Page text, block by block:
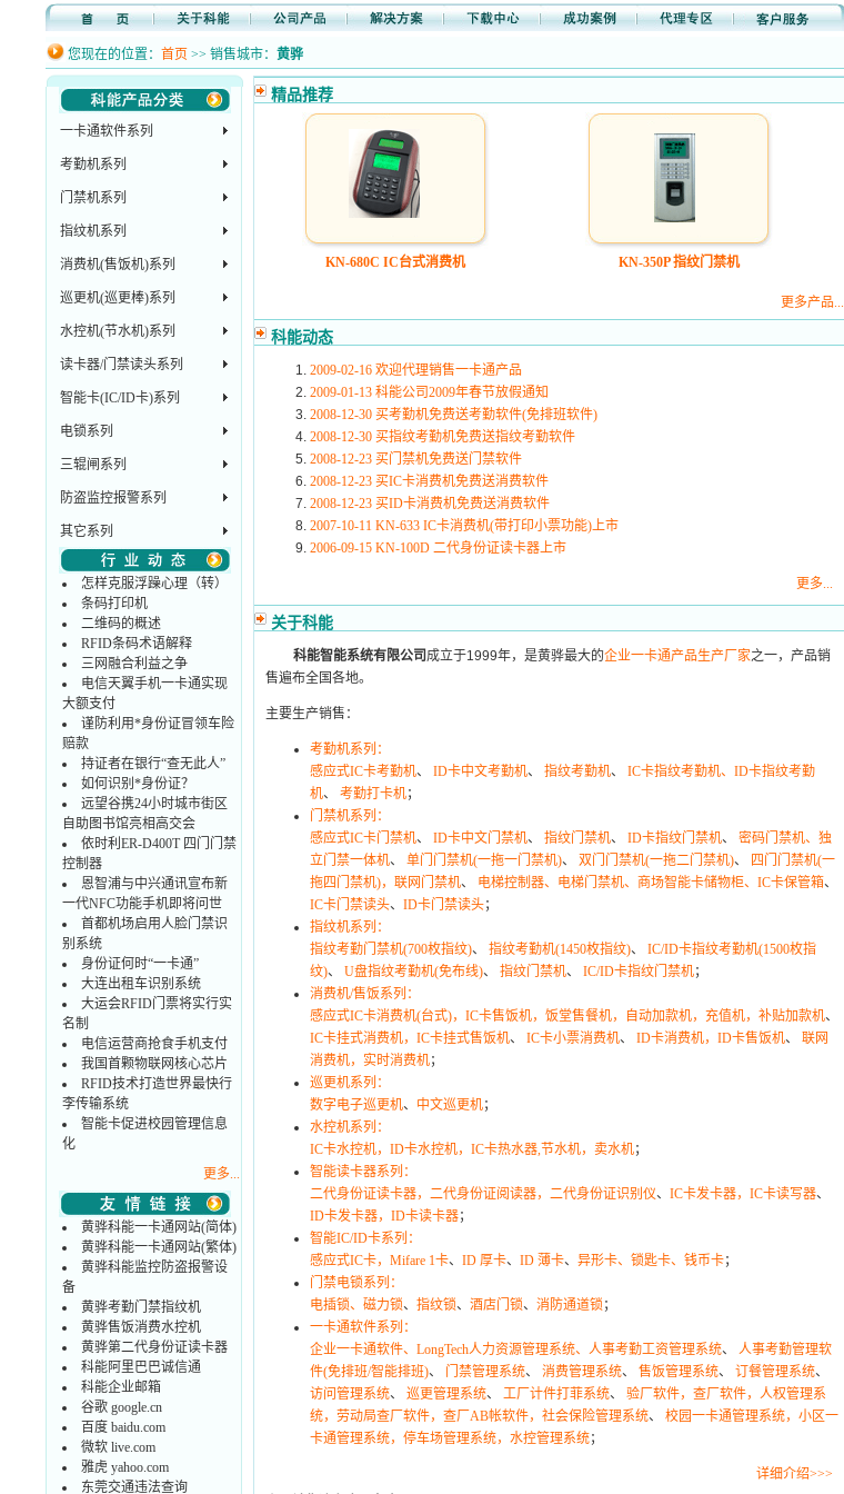
您现在的位置： 首页 >> 销售城市： 黄骅
一卡通软件系列
考勤机系列
门禁机系列
指纹机系列
消费机(售饭机)系列
巡更机(巡更棒)系列
水控机(节水机)系列
读卡器/门禁读头系列
智能卡(IC/ID卡)系列
电锁系列
三辊闸系列
防盗监控报警系列
其它系列
怎样克服浮躁心理（转）
条码打印机
二维码的概述
RFID条码术语解释
三网融合利益之争
电信天翼手机一卡通实现
大额支付
谨防利用*身份证冒领车险
赔款
持证者在银行“查无此人”
如何识别*身份证？
远望谷携24小时城市街区
自助图书馆亮相高交会
依时利ER-D400T 四门门禁
控制器
恩智浦与中兴通讯宣布新
一代NFC功能手机即将问世
首都机场启用人脸门禁识
别系统
身份证何时“一卡通”
大连出租车识别系统
大运会RFID门票将实行实
名制
电信运营商抢食手机支付
我国首颗物联网核心芯片
RFID技术打造世界最快行
李传输系统
智能卡促进校园管理信息
化
更多...
黄骅科能一卡通网站(简体)
黄骅科能一卡通网站(繁体)
黄骅科能监控防盗报警设
备
黄骅考勤门禁指纹机
黄骅售饭消费水控机
黄骅第二代身份证读卡器
科能阿里巴巴诚信通
科能企业邮箱
谷歌 google.cn
百度 baidu.com
微软 live.com
雅虎 yahoo.com
东莞交通违法查询
精品推荐
KN-680C IC台式消费机 KN-350P 指纹门禁机
更多产品...
科能动态
2009-02-16 欢迎代理销售一卡通产品
2009-01-13 科能公司2009年春节放假通知
2008-12-30 买考勤机免费送考勤软件(免排班软件)
2008-12-30 买指纹考勤机免费送指纹考勤软件
2008-12-23 买门禁机免费送门禁软件
2008-12-23 买IC卡消费机免费送消费软件
2008-12-23 买ID卡消费机免费送消费软件
2007-10-11 KN-633 IC卡消费机(带打印小票功能)上市
2006-09-15 KN-100D 二代身份证读卡器上市
更多...
关于科能
科能智能系统有限公司成立于1999年，是黄骅最大的企业一卡通产品生产厂家之一，产品销
售遍布全国各地。
主要生产销售：
考勤机系列：
感应式IC卡考勤机、 ID卡中文考勤机、 指纹考勤机、 IC卡指纹考勤机、ID卡指纹考勤
机、 考勤打卡机；
门禁机系列：
感应式IC卡门禁机、 ID卡中文门禁机、 指纹门禁机、 ID卡指纹门禁机、 密码门禁机、独
立门禁一体机、 单门门禁机(一拖一门禁机)、 双门门禁机(一拖二门禁机)、
四门门禁机(一
拖四门禁机)，联网门禁机、 电梯控制器、电梯门禁机、商场智能卡储物柜、IC卡保管箱、
IC卡门禁读头、 ID卡门禁读头；
指纹机系列：
指纹考勤门禁机(700枚指纹)、 指纹考勤机(1450枚指纹)、 IC/ID卡指纹考勤机(1500枚指
纹)、 U盘指纹考勤机(免布线)、 指纹门禁机、 IC/ID卡指纹门禁机；
消费机/售饭系列：
感应式IC卡消费机(台式)，IC卡售饭机，饭堂售餐机，自动加款机，充值机，补贴加款机、
IC卡挂式消费机，IC卡挂式售饭机、 IC卡小票消费机、 ID卡消费机，ID卡售饭机、 联网
消费机，实时消费机；
巡更机系列：
数字电子巡更机、 中文巡更机；
水控机系列：
IC卡水控机，ID卡水控机，IC卡热水器,节水机，卖水机；
智能读卡器系列：
二代身份证读卡器，二代身份证阅读器，二代身份证识别仪、 IC卡发卡器，IC卡读写器、
ID卡发卡器，ID卡读卡器；
智能IC/ID卡系列：
感应式IC卡，Mifare 1卡、 ID 厚卡、 ID 薄卡、 异形卡、锁匙卡、钱币卡；
门禁电锁系列：
电插锁、磁力锁、 指纹锁、 酒店门锁、 消防通道锁 ；
一卡通软件系列：
企业一卡通软件、LongTech人力资源管理系统、人事考勤工资管理系统、 人事考勤管理软
件(免排班/智能排班)、 门禁管理系统、 消费管理系统、 售饭管理系统、 订餐管理系统、
访问管理系统、 巡更管理系统、 工厂计件打菲系统、 验厂软件，查厂软件，人权管理系
统，劳动局查厂软件，查厂AB帐软件，社会保险管理系统、 校园一卡通管理系统，小区一
卡通管理系统，停车场管理系统，水控管理系统；
详细介绍>>>